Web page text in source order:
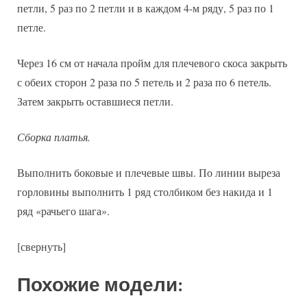
петли, 5 раз по 2 петли и в каждом 4-м ряду, 5 раз по 1
петле.
Через 16 см от начала пройм для плечевого скоса закрыть
с обеих сторон 2 раза по 5 петель и 2 раза по 6 петель.
Затем закрыть оставшиеся петли.
Сборка платья.
Выполнить боковые и плечевые швы. По линии выреза
горловины выполнить 1 ряд столбиком без накида и 1
ряд «рачьего шага».
[свернуть]
Похожие модели: